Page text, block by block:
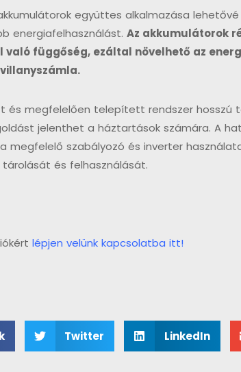
együttes alkalmazása
energiafelhasználást. Az akkumulátorok
való függőség, ezáltal növelhető az
és megfelelően telepített rendszer hosszú
jelenthet a háztartások számára. A
megfelelő szabályozó és inverter
és felhasználását.
lépjen velünk kapcsolatba itt!
Twitter LinkedIn